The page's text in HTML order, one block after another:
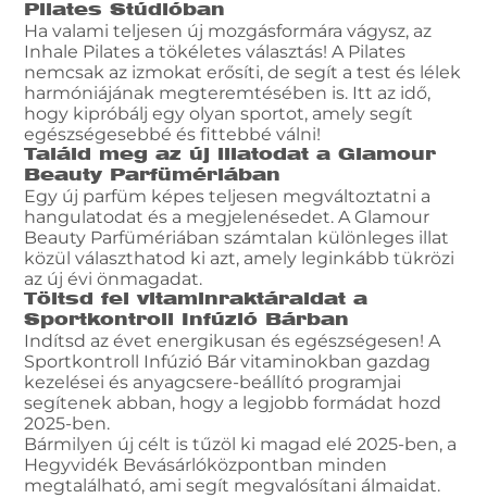
Pilates Stúdióban
Ha valami teljesen új mozgásformára vágysz, az
Inhale Pilates a tökéletes választás! A Pilates
nemcsak az izmokat erősíti, de segít a test és lélek
harmóniájának megteremtésében is. Itt az idő,
hogy kipróbálj egy olyan sportot, amely segít
egészségesebbé és fittebbé válni!
Találd meg az új illatodat a Glamour
Beauty Parfümériában
Egy új parfüm képes teljesen megváltoztatni a
hangulatodat és a megjelenésedet. A Glamour
Beauty Parfümériában számtalan különleges illat
közül választhatod ki azt, amely leginkább tükrözi
az új évi önmagadat.
Töltsd fel vitaminraktáraidat a
Sportkontroll Infúzió Bárban
Indítsd az évet energikusan és egészségesen! A
Sportkontroll Infúzió Bár vitaminokban gazdag
kezelései és anyagcsere-beállító programjai
segítenek abban, hogy a legjobb formádat hozd
2025-ben.
Bármilyen új célt is tűzöl ki magad elé 2025-ben, a
Hegyvidék Bevásárlóközpontban minden
megtalálható, ami segít megvalósítani álmaidat.